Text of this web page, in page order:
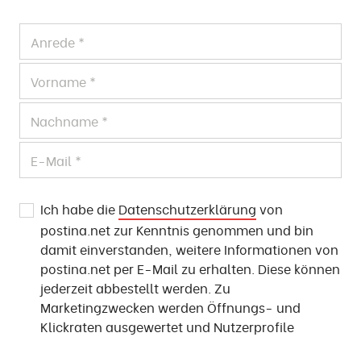
Ich habe die Datenschutzerklärung von
postina.net zur Kenntnis genommen und bin
damit einverstanden, weitere Informationen von
postina.net per E-Mail zu erhalten. Diese können
jederzeit abbestellt werden. Zu
Marketingzwecken werden Öffnungs- und
Klickraten ausgewertet und Nutzerprofile